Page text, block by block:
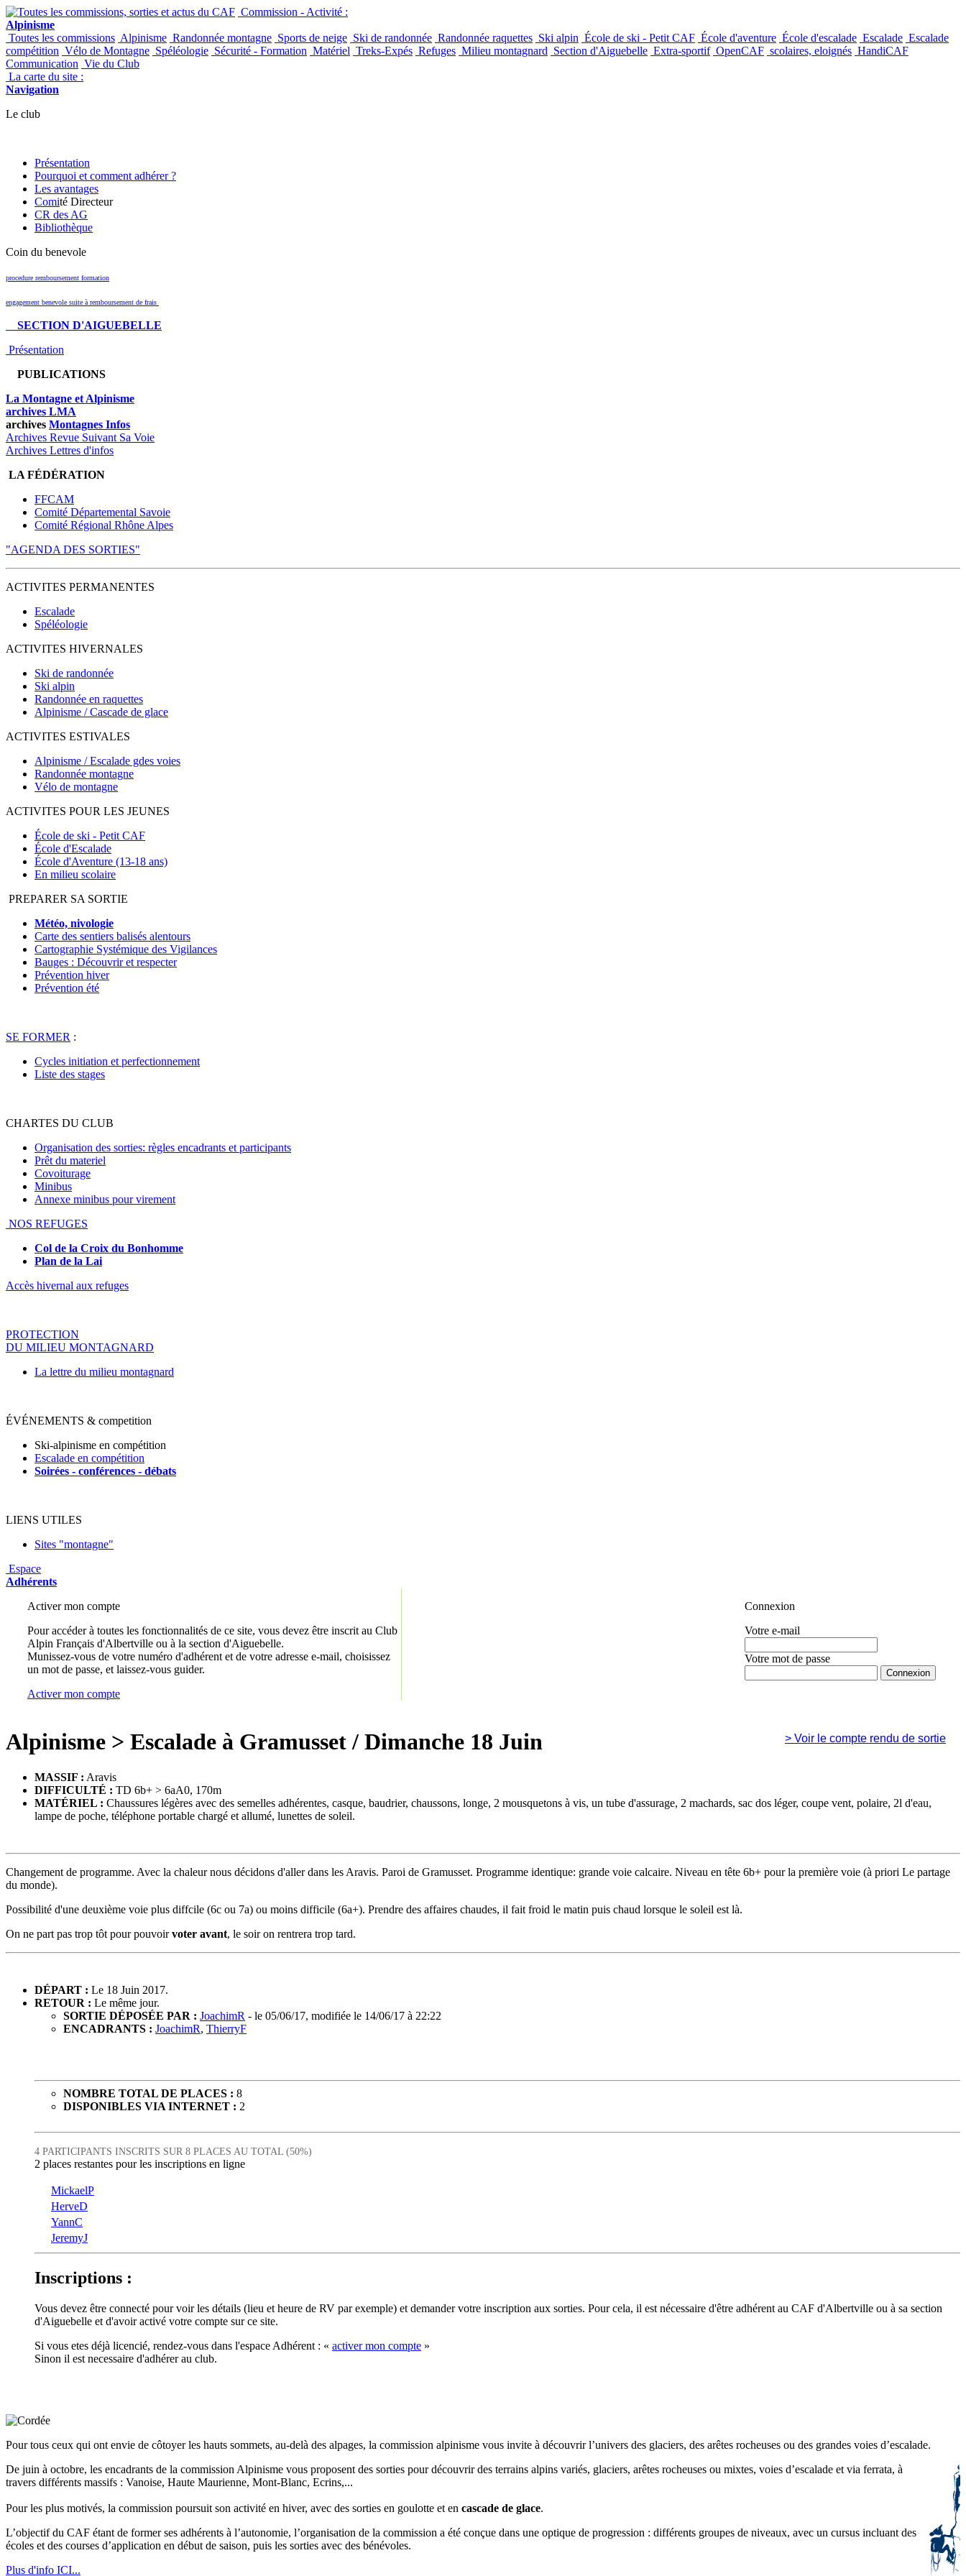
Commission - Activité :
Alpinisme
Toutes les commissions Alpinisme Randonnée montagne Sports de neige Ski de randonnée Randonnée raquettes Ski alpin École de ski - Petit CAF École d'aventure École d'escalade Escalade Escalade
compétition Vélo de Montagne Spéléologie Sécurité - Formation Matériel Treks-Expés Refuges Milieu montagnard Section d'Aiguebelle Extra-sportif OpenCAF scolaires, eloignés HandiCAF
Communication Vie du Club
La carte du site :
Navigation
Le club
Présentation
Pourquoi et comment adhérer ?
Les avantages
Comité Directeur
CR des AG
Bibliothèque
Coin du benevole
procedure remboursement formation
engagement benevole suite à remboursement de frais
SECTION D'AIGUEBELLE
Présentation
PUBLICATIONS
La Montagne et Alpinisme
archives LMA
archives Montagnes Infos
Archives Revue Suivant Sa Voie
Archives Lettres d'infos
LA FÉDÉRATION
FFCAM
Comité Départemental Savoie
Comité Régional Rhône Alpes
"AGENDA DES SORTIES"
ACTIVITES PERMANENTES
Escalade
Spéléologie
ACTIVITES HIVERNALES
Ski de randonnée
Ski alpin
Randonnée en raquettes
Alpinisme / Cascade de glace
ACTIVITES ESTIVALES
Alpinisme / Escalade gdes voies
Randonnée montagne
Vélo de montagne
ACTIVITES POUR LES JEUNES
École de ski - Petit CAF
École d'Escalade
École d'Aventure (13-18 ans)
En milieu scolaire
PREPARER SA SORTIE
Météo, nivologie
Carte des sentiers balisés alentours
Cartographie Systémique des Vigilances
Bauges : Découvrir et respecter
Prévention hiver
Prévention été
SE FORMER :
Cycles initiation et perfectionnement
Liste des stages
CHARTES DU CLUB
Organisation des sorties: règles encadrants et participants
Prêt du materiel
Covoiturage
Minibus
Annexe minibus pour virement
NOS REFUGES
Col de la Croix du Bonhomme
Plan de la Lai
Accès hivernal aux refuges
PROTECTION
DU MILIEU MONTAGNARD
La lettre du milieu montagnard
ÉVÉNEMENTS & competition
Ski-alpinisme en compétition
Escalade en compétition
Soirées - conférences - débats
LIENS UTILES
Sites "montagne"
Espace
Adhérents
Activer mon compte
Pour accéder à toutes les fonctionnalités de ce site, vous devez être inscrit au Club
Alpin Français d'Albertville ou à la section d'Aiguebelle.
Munissez-vous de votre numéro d'adhérent et de votre adresse e-mail, choisissez
un mot de passe, et laissez-vous guider.
Activer mon compte
Connexion
Votre e-mail
Votre mot de passe
> Voir le compte rendu de sortie
Alpinisme > Escalade à Gramusset/ Dimanche 18 Juin
MASSIF : Aravis
DIFFICULTÉ : TD 6b+ > 6aA0, 170m
MATÉRIEL : Chaussures légères avec des semelles adhérentes, casque, baudrier, chaussons, longe, 2 mousquetons à vis, un tube d'assurage, 2 machards, sac dos léger, coupe vent, polaire, 2l d'eau,
lampe de poche, téléphone portable chargé et allumé, lunettes de soleil.
Changement de programme. Avec la chaleur nous décidons d'aller dans les Aravis. Paroi de Gramusset. Programme identique: grande voie calcaire. Niveau en tête 6b+ pour la première voie (à priori Le partage
du monde).
Possibilité d'une deuxième voie plus diffcile (6c ou 7a) ou moins difficile (6a+). Prendre des affaires chaudes, il fait froid le matin puis chaud lorsque le soleil est là.
On ne part pas trop tôt pour pouvoirvoter avant, le soir on rentrera trop tard.
DÉPART : Le 18 Juin 2017.
RETOUR : Le même jour.
SORTIE DÉPOSÉE PAR : JoachimR - le 05/06/17, modifiée le 14/06/17 à 22:22
ENCADRANTS : JoachimR, ThierryF
NOMBRE TOTAL DE PLACES : 8
DISPONIBLES VIA INTERNET : 2
4 PARTICIPANTS INSCRITS SUR 8 PLACES AU TOTAL (50%)
2 places restantes pour les inscriptions en ligne
MickaelP
HerveD
YannC
JeremyJ
Inscriptions :
Vous devez être connecté pour voir les détails (lieu et heure de RV par exemple) et demander votre inscription aux sorties. Pour cela, il est nécessaire d'être adhérent au CAF d'Albertville ou à sa section
d'Aiguebelle et d'avoir activé votre compte sur ce site.
Si vous etes déjà licencié, rendez-vous dans l'espace Adhérent : « activer mon compte »
Sinon il est necessaire d'adhérer au club.
Pour tous ceux qui ont envie de côtoyer les hauts sommets, au-delà des alpages, la commission alpinisme vous invite à découvrir l’univers des glaciers, des arêtes rocheuses ou des grandes voies d’escalade.
De juin à octobre, les encadrants de la commission Alpinisme vous proposent des sorties pour découvrir des terrains alpins variés, glaciers, arêtes rocheuses ou mixtes, voies d’escalade et via ferrata, à
travers différents massifs : Vanoise, Haute Maurienne, Mont-Blanc, Ecrins,...
Pour les plus motivés, la commission poursuit son activité en hiver, avec des sorties en goulotte et en cascade de glace.
L’objectif du CAF étant de former ses adhérents à l’autonomie, l’organisation de la commission a été conçue dans une optique de progression : différents groupes de niveaux, avec un cursus incluant des
écoles et des courses d’application en début de saison, puis les sorties avec des bénévoles.
Plus d'info ICI...